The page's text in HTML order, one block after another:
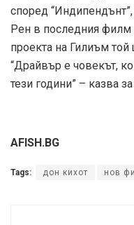
според
Рен в последния
проекта на Гилиъм
“Драйвър е човекът,
тези години” – казва
AFISH.BG
Tags: дон кихот нов